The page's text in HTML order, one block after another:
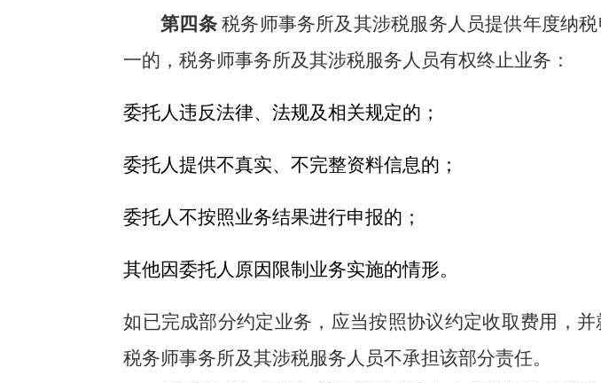
第四条 税务师事务所及其涉税服务人员提供年度纳
一的，税务师事务所及其涉税服务人员有权终止业务：
委托人违反法律、法规及相关规定的；
委托人提供不真实、不完整资料信息的；
委托人不按照业务结果进行申报的；
其他因委托人原因限制业务实施的情形。
如已完成部分约定业务，应当按照协议约定收取费用，
税务师事务所及其涉税服务人员不承担该部分责任。